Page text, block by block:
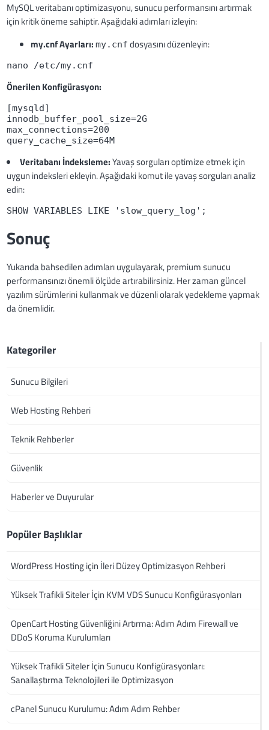
MySQL veritabanı optimizasyonu, sunucu performansını artırmak
için kritik öneme sahiptir. Aşağıdaki adımları izleyin:
my.cnf Ayarları: my.cnf dosyasını düzenleyin:
nano /etc/my.cnf
Önerilen Konfigürasyon:
[mysqld]
innodb_buffer_pool_size=2G
max_connections=200
query_cache_size=64M
Veritabanı İndeksleme:Yavaş sorguları optimize etmek için
uygun indeksleri ekleyin. Aşağıdaki komut ile yavaş sorguları analiz
edin:
SHOW VARIABLES LIKE 'slow_query_log';
Sonuç
Yukarıda bahsedilen adımları uygulayarak, premium sunucu
performansınızı önemli ölçüde artırabilirsiniz. Her zaman güncel
yazılım sürümlerini kullanmak ve düzenli olarak yedekleme yapmak
da önemlidir.
Kategoriler
Sunucu Bilgileri
Web Hosting Rehberi
Teknik Rehberler
Güvenlik
Haberler ve Duyurular
Popüler Başlıklar
WordPress Hosting için İleri Düzey Optimizasyon Rehberi
Yüksek Trafikli Siteler İçin KVM VDS Sunucu Konfigürasyonları
OpenCart Hosting Güvenliğini Artırma: Adım Adım Firewall ve
DDoS Koruma Kurulumları
Yüksek Trafikli Siteler İçin Sunucu Konfigürasyonları:
Sanallaştırma Teknolojileri ile Optimizasyon
cPanel Sunucu Kurulumu: Adım Adım Rehber